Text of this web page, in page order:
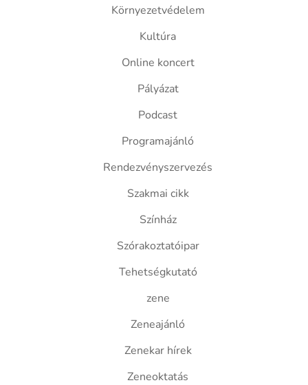
Környezetvédelem
Kultúra
Online koncert
Pályázat
Podcast
Programajánló
Rendezvényszervezés
Szakmai cikk
Színház
Szórakoztatóipar
Tehetségkutató
zene
Zeneajánló
Zenekar hírek
Zeneoktatás